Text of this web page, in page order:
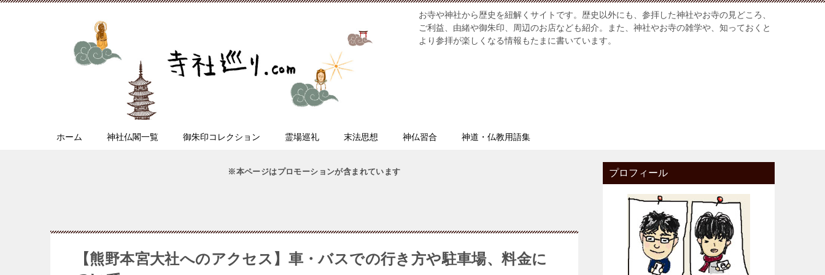
お寺や神社から歴史を紐解くサイトです。歴史以外にも、参拝した神社やお寺の見どころ、
ご利益、由緒や御朱印、周辺のお店なども紹介。また、神社やお寺の雑学や、知っておくと
より参拝が楽しくなる情報もたまに書いています。
ホーム 神社仏閣一覧 御朱印コレクション 霊場巡礼 末法思想 神仏習合 神道・仏教用語集
※本ページはプロモーションが含まれています
【熊野本宮大社へのアクセス】車・バスでの行き方や駐車場、料金に
プロフィール